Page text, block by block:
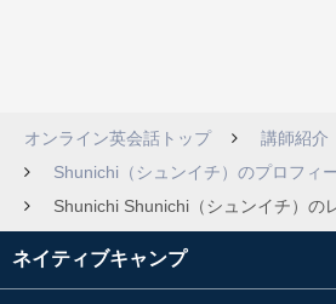
オンライン英会話トップ
講師紹介
Shunichi（シュンイチ）のプロフィ
Shunichi Shunichi（シュンイチ）の
ネイティブキャンプ